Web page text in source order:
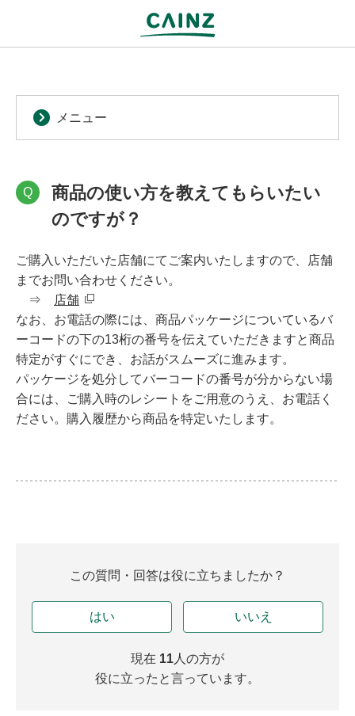
メニュー
Q
商品の使い方を教えてもらいたい
のですが？
ご購入いただいた店舗にてご案内いたしますので、店舗
までお問い合わせください。
⇒
店舗
なお、お電話の際には、商品パッケージについているバ
ーコードの下の13桁の番号を伝えていただきますと商品
特定がすぐにでき、お話がスムーズに進みます。
パッケージを処分してバーコードの番号が分からない場
合には、ご購入時のレシートをご用意のうえ、お電話く
ださい。購入履歴から商品を特定いたします。
この質問・回答は役に立ちましたか？
はい いいえ
現在 11 人の方が
役に立ったと言っています。